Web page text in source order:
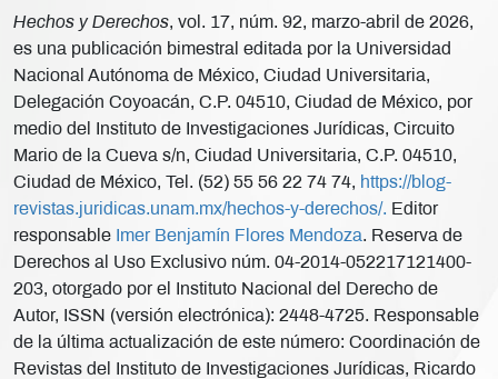
Hechos y Derechos, vol. 17, núm. 92, marzo-abril de 2026,
es una publicación bimestral editada por la Universidad
Nacional Autónoma de México, Ciudad Universitaria,
Delegación Coyoacán, C.P. 04510, Ciudad de México, por
medio del Instituto de Investigaciones Jurídicas, Circuito
Mario de la Cueva s/n, Ciudad Universitaria, C.P. 04510,
Ciudad de México, Tel. (52) 55 56 22 74 74, https://blog-
revistas.juridicas.unam.mx/hechos-y-derechos/. Editor
responsable Imer Benjamín Flores Mendoza. Reserva de
Derechos al Uso Exclusivo núm. 04-2014-052217121400-
203, otorgado por el Instituto Nacional del Derecho de
Autor, ISSN (versión electrónica): 2448-4725. Responsable
de la última actualización de este número: Coordinación de
Revistas del Instituto de Investigaciones Jurídicas, Ricardo